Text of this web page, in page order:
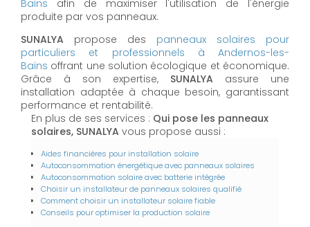
Bains afin de maximiser l'utilisation de l'énergie
produite par vos panneaux.
SUNALYA propose des panneaux solaires pour
particuliers et professionnels à Andernos-les-
Bains offrant une solution écologique et économique.
Grâce à son expertise, SUNALYA assure une
installation adaptée à chaque besoin, garantissant
performance et rentabilité.
En plus de ses services : Qui pose les panneaux
solaires, SUNALYA vous propose aussi :
Aides financières pour installation solaire
Autoconsommation énergétique avec panneaux solaires
Autoconsommation solaire avec batterie intégrée
Choisir un installateur de panneaux solaires qualifié
Comment choisir un installateur solaire fiable
Conseils pour optimiser la production solaire